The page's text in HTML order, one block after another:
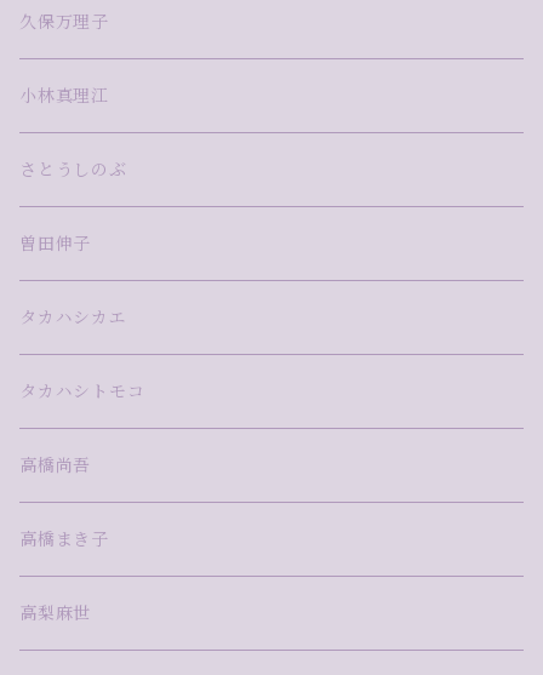
久保万理子
小林真理江
さとうしのぶ
曽田伸子
タカハシカエ
タカハシトモコ
高橋尚吾
高橋まき子
高梨麻世